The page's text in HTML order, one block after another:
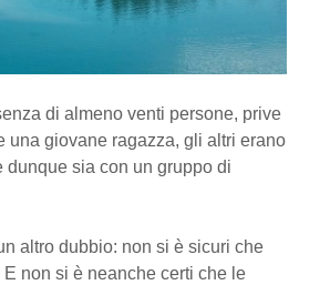
di almeno venti persone, prive
una giovane ragazza, gli altri erano
sia con un gruppo di
altro dubbio: non si è sicuri che
non si è neanche certi che le